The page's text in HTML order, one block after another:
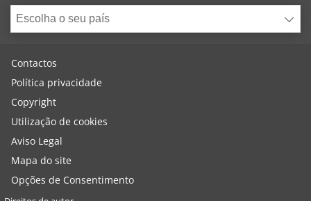
Escolha o seu país
Contactos
Política privacidade
Copyright
Utilização de cookies
Aviso Legal
Mapa do site
Opções de Consentimento